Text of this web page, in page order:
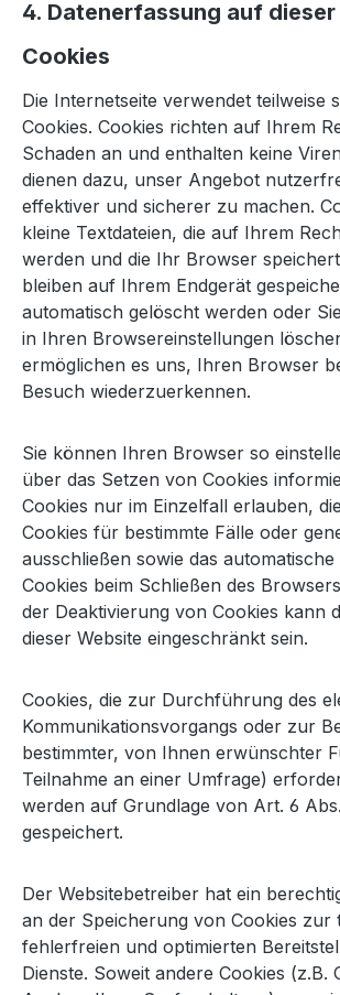
4. Datenerfassung auf
Cookies
Die Internetseite verwendet teilweise
Cookies. Cookies richten auf Ihrem
Schaden an und enthalten keine
dienen dazu, unser Angebot
effektiver und sicherer zu machen.
kleine Textdateien, die auf Ihrem
werden und die Ihr Browser
bleiben auf Ihrem Endgerät
automatisch gelöscht werden oder
in Ihren Browsereinstellungen
ermöglichen es uns, Ihren Browser
Besuch wiederzuerkennen.
Sie können Ihren Browser so
über das Setzen von Cookies
Cookies nur im Einzelfall erlauben,
Cookies für bestimmte Fälle oder
ausschließen sowie das
Cookies beim Schließen des
der Deaktivierung von Cookies kann
dieser Website eingeschränkt sein.
Cookies, die zur Durchführung des
Kommunikationsvorgangs oder zur
bestimmter, von Ihnen erwünschter
Teilnahme an einer Umfrage)
werden auf Grundlage von Art. 6
gespeichert.
Der Websitebetreiber hat ein
an der Speicherung von Cookies zur
fehlerfreien und optimierten
Dienste. Soweit andere Cookies (z.B.